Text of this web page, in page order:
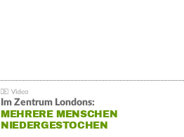
Im Zentrum Londons:
MEHRERE MENSCHEN
NIEDERGESTOCHEN